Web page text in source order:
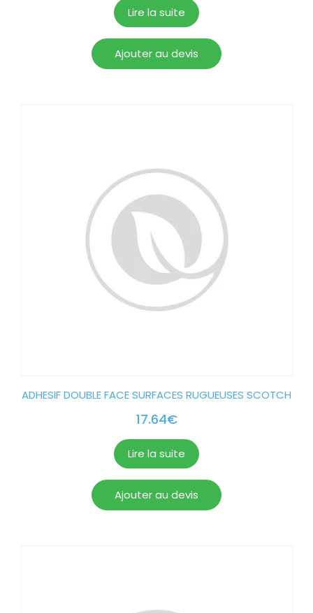
Lire la suite
Ajouter au devis
ADHESIF DOUBLE FACE SURFACES RUGUEUSES SCOTCH
17.64€
Lire la suite
Ajouter au devis